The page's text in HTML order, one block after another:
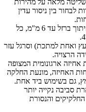
מלאה על מהירות
בין ניסור עדין
הכלי מאפשר חיתוך עץ עד 55 מ"מ וחיתוך ברזל עד 6 מ"מ, כל
ואחת למתכת) וסרגל עזר
הרצויה.
נקודת אחיזה ארגונומית המצופה
האחיזה, מונעת החלקה
גם בשימוש ביד אחת.
סביבה נקייה יותר
והנסורת